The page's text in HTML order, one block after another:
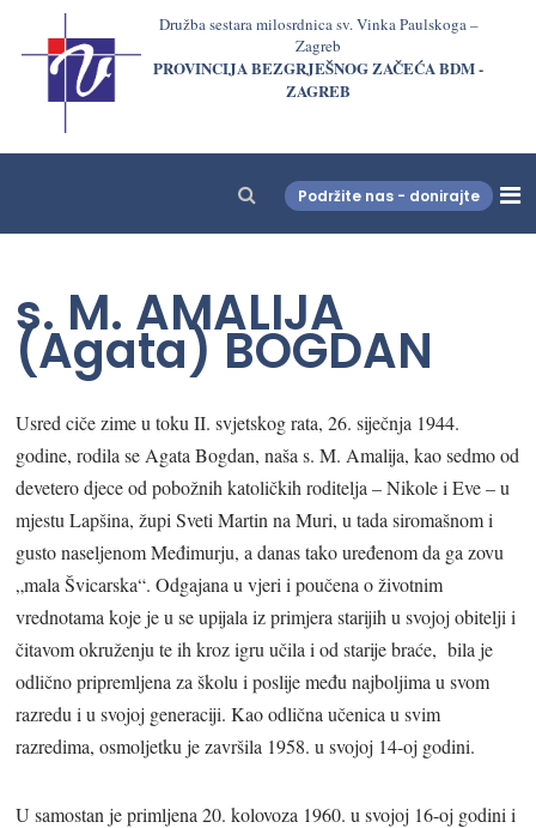
Družba sestara milosrdnica sv. Vinka Paulskoga –
Zagreb
PROVINCIJA BEZGRJEŠNOG ZAČEĆA BDM -
ZAGREB
Podržite nas - donirajte
s. M. AMALIJA
(Agata) BOGDAN
Usred ciče zime u toku II. svjetskog rata, 26. siječnja 1944.
godine, rodila se Agata Bogdan, naša s. M. Amalija, kao sedmo od
devetero djece od pobožnih katoličkih roditelja – Nikole i Eve – u
mjestu Lapšina, župi Sveti Martin na Muri, u tada siromašnom i
gusto naseljenom Međimurju, a danas tako uređenom da ga zovu
„mala Švicarska“. Odgajana u vjeri i poučena o životnim
vrednotama koje je u se upijala iz primjera starijih u svojoj obitelji i
čitavom okruženju te ih kroz igru učila i od starije braće, bila je
odlično pripremljena za školu i poslije među najboljima u svom
razredu i u svojoj generaciji. Kao odlična učenica u svim
razredima, osmoljetku je završila 1958. u svojoj 14-oj godini.
U samostan je primljena 20. kolovoza 1960. u svojoj 16-oj godini i